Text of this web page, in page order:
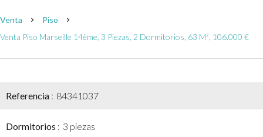
Venta
Piso
Venta Piso Marseille 14ème, 3 Piezas, 2 Dormitorios, 63 M², 106.000 €
Referencia 84341037
Dormitorios 3 piezas